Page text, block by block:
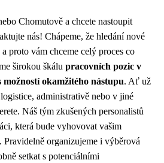
Chomutově a chcete nastoupit
nás! Chápeme, že hledání nové
proto vám chceme celý proces co
širokou škálu pracovních pozic v
okamžitého nástupu. Ať už
administrativě nebo v jiné
Náš tým zkušených personalistů
která bude vyhovovat vašim
. Pravidelně organizujeme i výběrová
setkat s potenciálními